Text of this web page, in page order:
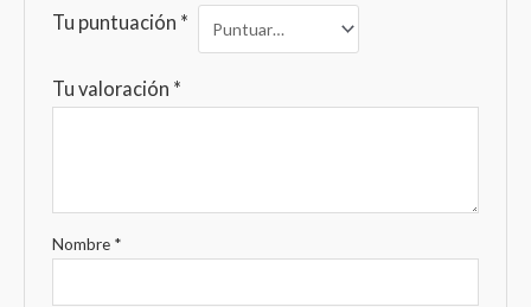
Tu puntuación *
Tu valoración *
Nombre *